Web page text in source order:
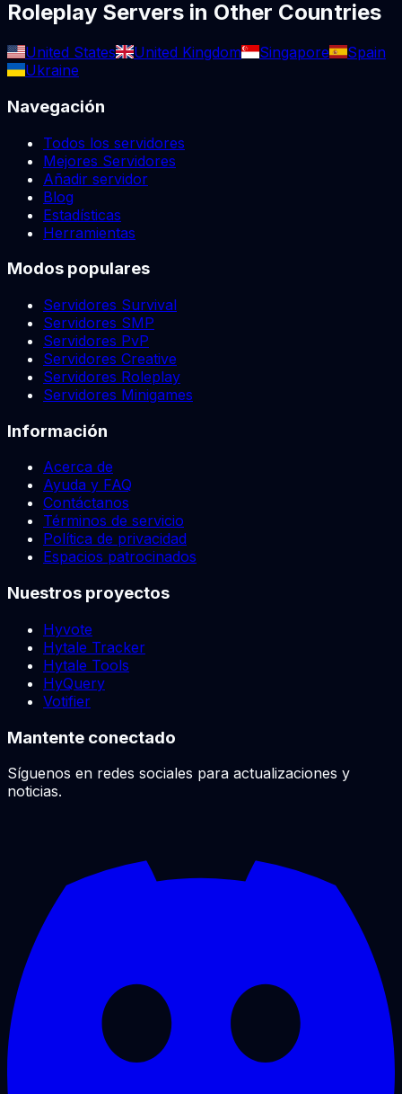
Roleplay Servers in Other Countries
United States United Kingdom Singapore
Spain
Ukraine
Navegación
Todos los servidores
Mejores Servidores
Añadir servidor
Blog
Estadísticas
Herramientas
Modos populares
Servidores Survival
Servidores SMP
Servidores PvP
Servidores Creative
Servidores Roleplay
Servidores Minigames
Información
Acerca de
Ayuda y FAQ
Contáctanos
Términos de servicio
Política de privacidad
Espacios patrocinados
Nuestros proyectos
Hyvote
Hytale Tracker
Hytale Tools
HyQuery
Votifier
Mantente conectado
Síguenos en redes sociales para actualizaciones y
noticias.